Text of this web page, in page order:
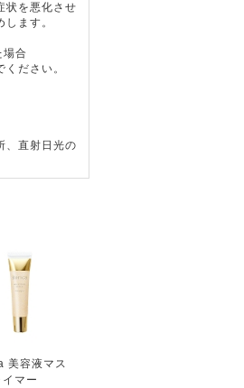
状を悪化させ
ます。
合
ださい。
、直射日光の
美容液マス
マー